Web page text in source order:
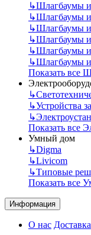
↳Шлагбаумы и
↳Шлагбаумы и
↳Шлагбаумы и
↳Шлагбаумы и
↳Шлагбаумы и
↳Шлагбаумы и
Показать все
↳
↳Устройства
↳
Показать все
Умный дом
↳Digma
↳Livicom
↳Типовые
Показать все
Информация
О нас Доставка